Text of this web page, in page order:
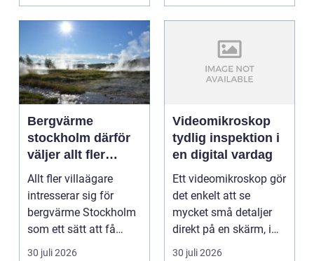
Bergvärme
stockholm därför
väljer allt fler
denna
uppvärmning
Allt fler villaägare
intresserar sig för
bergvärme Stockholm
som ett sätt att få
lägre uppvärmningsk...
30 juli 2026
Videomikroskop
tydlig inspektion i
en digital vardag
Ett videomikroskop gör
det enkelt att se
mycket små detaljer
direkt på en skärm, i
stället för genom...
30 juli 2026